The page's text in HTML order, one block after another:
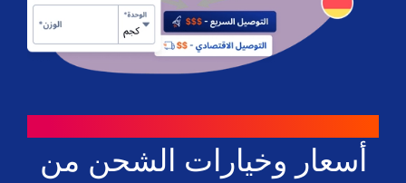
أسعار وخيارات الشحن من